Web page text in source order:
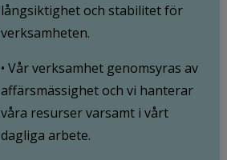
långsiktighet och stabilitet för
verksamheten.
• Vår verksamhet genomsyras av
affärsmässighet och vi hanterar
våra resurser varsamt i vårt
dagliga arbete.